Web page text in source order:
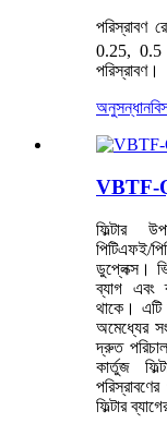
পরিস্রাবণ
0.25, 0.5
পরিস্রাবণ।
অনুসন্ধান
VBTF-Q
ফিল্টার
পিটিএফই/
ডুপ্লেক্স।
ব্যাগ এবং
থাকে। এটি
অমেধ্যের
দ্রুত
কার্তুজ
ফিল্টার